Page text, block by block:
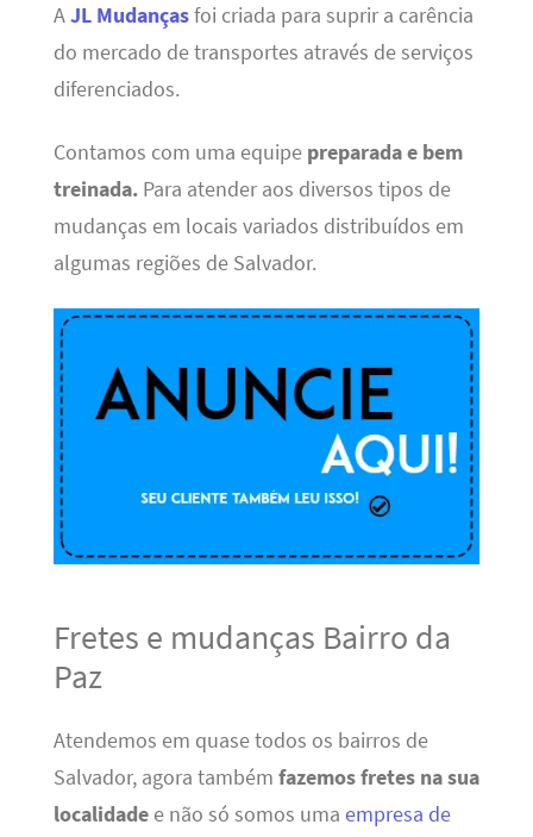
AJL Mudançasfoi criada para suprir a carência
do mercado de transportes através de serviços
diferenciados.
Contamos com uma equipe preparada e bem
treinada.Para atender aos diversos tipos de
mudanças em locais variados distribuídos em
algumas regiões de Salvador.
Fretes e mudanças Bairro da
Paz
Atendemos em quase todos os bairros de
Salvador, agora também fazemos fretes na sua
localidadee não só somos uma empresa de